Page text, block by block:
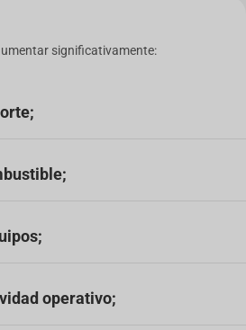
significativamente:
operativo;